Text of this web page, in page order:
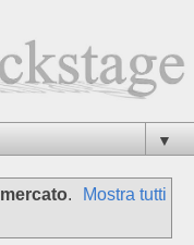
▼
mercato.
Mostra tutti